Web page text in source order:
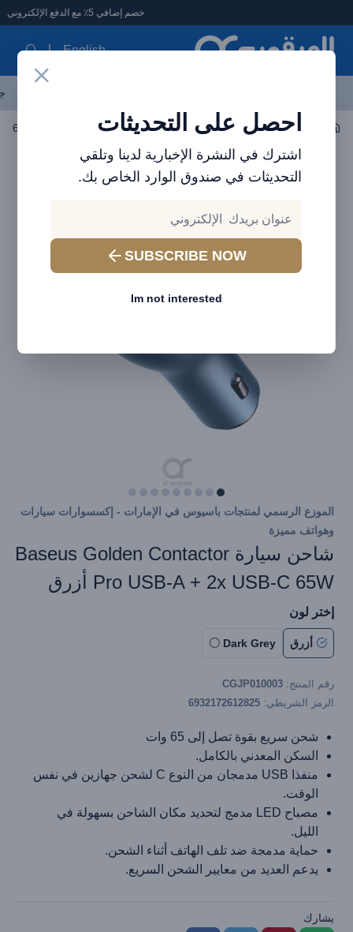
العرقوب - متجر الإلكترونيات في الإمارات
خصم إضافي 5٪ مع الدفع الإلكتروني
English
احصل على التحديثات
اشترك في النشرة الإخبارية لدينا وتلقي
التحديثات في صندوق الوارد الخاص بك.
SUBSCRIBE NOW
Im not interested
اكسسوارات السيارات شواحن السيارات
الموزع الرسمي لمنتجات باسيوس في الإمارات - إكسسوارات سيارات
وهواتف مميزة
شاحن سيارة Baseus Golden Contactor
Pro USB-A + 2x USB-C 65W أزرق
إختر لون
أزرق Dark Grey
رقم المنتج: CGJP010003
الرمز الشريطي: 6932172612825
شحن سريع بقوة تصل إلى 65 وات
السكن المعدني بالكامل.
منفذا USB مدمجان من النوع C لشحن جهازين في نفس
الوقت.
مصباح LED مدمج لتحديد مكان الشاحن بسهولة في
الليل.
حماية مدمجة ضد تلف الهاتف أثناء الشحن.
يدعم العديد من معايير الشحن السريع.
يشارك